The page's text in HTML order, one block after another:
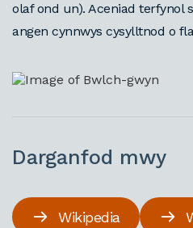
olaf ond un). Aceniad terfynol
angen cynnwys cysylltnod o
Darganfod mwy
Wikipedia